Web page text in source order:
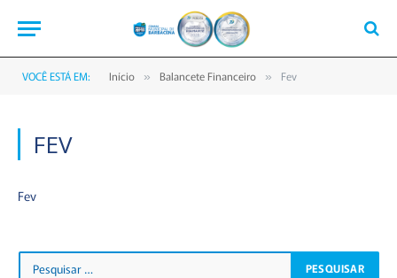
VOCÊ ESTÁ EM: Início » Balancete Financeiro » Fev
FEV
Fev